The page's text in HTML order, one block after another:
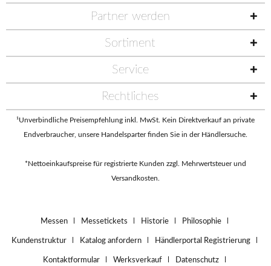
Rechtliches
Partner werden
Sortiment
Service
¹Unverbindliche Preisempfehlung inkl. MwSt. Kein Direktverkauf an private
Endverbraucher, unsere Handelsparter finden Sie in der Händlersuche
*Nettoeinkaufspreise für registrierte Kunden zzgl. Mehrwertsteuer und
Versandkosten.
Messen Messetickets Historie Philosophie
Kundenstruktur Katalog anfordern Händlerportal Registrierung
Kontaktformular Werksverkauf Datenschutz